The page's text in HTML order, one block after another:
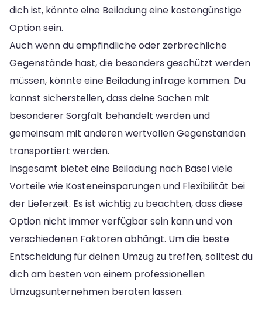
dich ist, könnte eine Beiladung eine kostengünstige
Option sein.
Auch wenn du empfindliche oder zerbrechliche
Gegenstände hast, die besonders geschützt werden
müssen, könnte eine Beiladung infrage kommen. Du
kannst sicherstellen, dass deine Sachen mit
besonderer Sorgfalt behandelt werden und
gemeinsam mit anderen wertvollen Gegenständen
transportiert werden.
Insgesamt bietet eine Beiladung nach Basel viele
Vorteile wie Kosteneinsparungen und Flexibilität bei
der Lieferzeit. Es ist wichtig zu beachten, dass diese
Option nicht immer verfügbar sein kann und von
verschiedenen Faktoren abhängt. Um die beste
Entscheidung für deinen Umzug zu treffen, solltest du
dich am besten von einem professionellen
Umzugsunternehmen beraten lassen.